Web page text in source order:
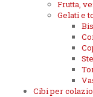
Frutta,
Gelati e
Cibi per